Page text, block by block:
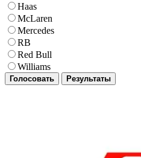
Haas
McLaren
Mercedes
RB
Red Bull
Williams
Голосовать Результаты